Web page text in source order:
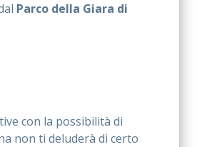
Parco della Giara di
con la possibilità di
non ti deluderà di certo